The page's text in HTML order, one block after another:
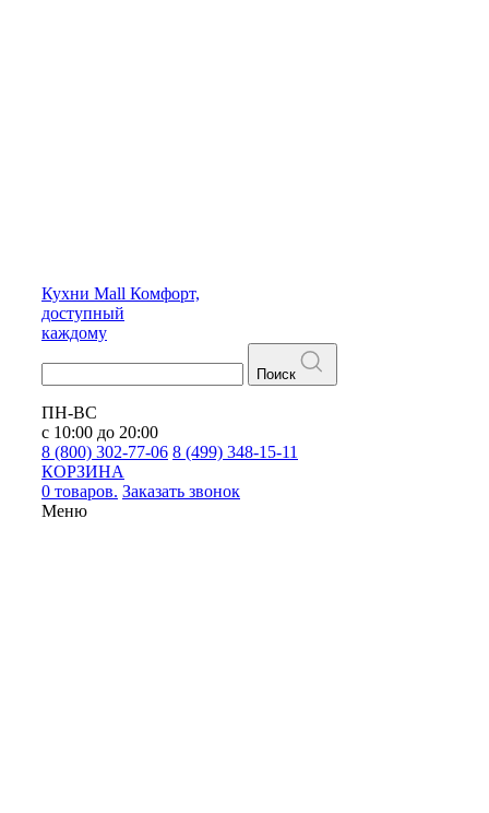
Кухни Mall Комфорт,
доступный
каждому
Поиск
ПН-ВС
с 10:00 до 20:00
8 (800) 302-77-06 8 (499) 348-15-11
КОРЗИНА
0 товаров. Заказать звонок
Меню